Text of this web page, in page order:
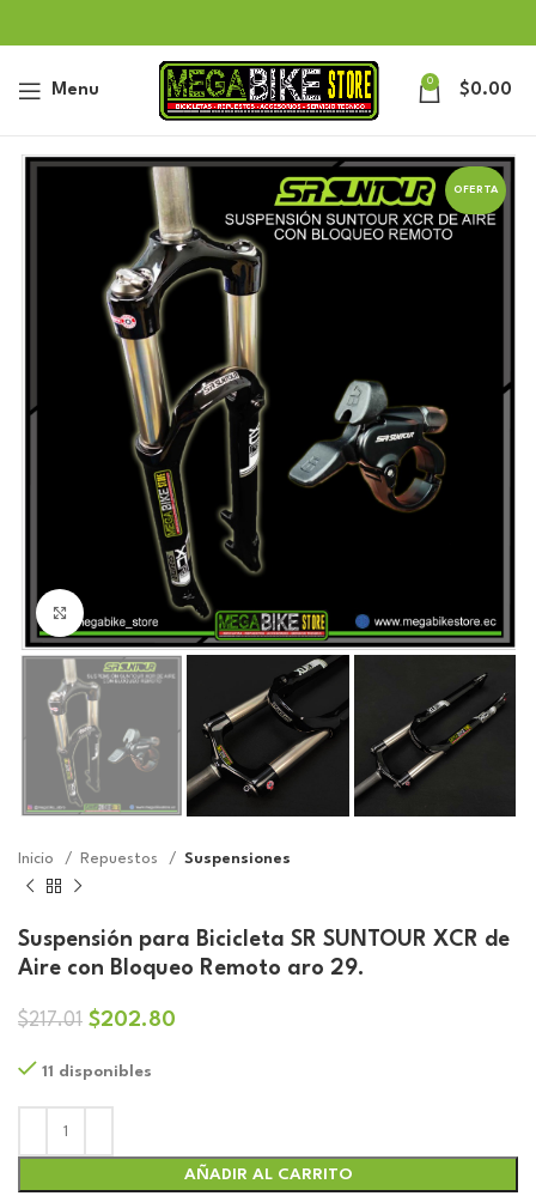
Menu 0 $0.00
OFERTA
Click to enlarge
Inicio Repuestos Suspensiones
Suspensión para Bicicleta SR SUNTOUR XCR de
Aire con Bloqueo Remoto aro 29.
$217.01 El
original
era:
$202.80
11 disponibles
AÑADIR AL CARRITO